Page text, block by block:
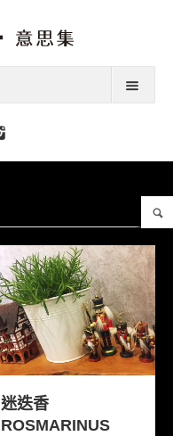
迷迭香
ROSMARINUS